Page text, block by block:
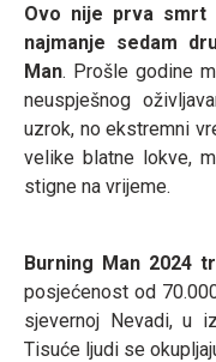
Ovo nije prva smrt
najmanje sedam
Man. Prošle godine
neuspješnog
uzrok, no ekstremni
velike blatne lokve,
stigne na vrijeme.
Burning Man 2024
posjećenost od
sjevernoj Nevadi, u
Tisuće ljudi se